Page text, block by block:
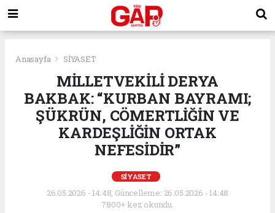
Anasayfa SİYASET
MİLLETVEKİLİ DERYA
BAKBAK: “KURBAN BAYRAMI;
ŞÜKRÜN, CÖMERTLİĞİN VE
KARDEŞLİĞİN ORTAK
NEFESİDİR”
SİYASET
26.05.2026 - 14:48, Güncelleme: 26.05.2026 - 14:48
7800+ kez okundu.